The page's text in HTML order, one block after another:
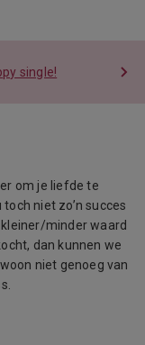
single!
om je liefde te
niet zo’n succes
minder waard
dan kunnen we
niet genoeg van